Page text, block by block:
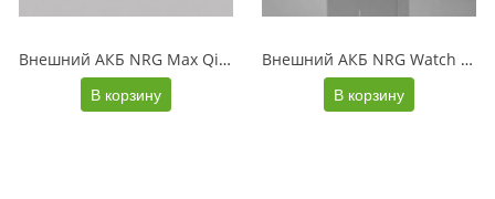
Внешний АКБ NRG Max Qi2.2 10000 мА-ч, 25Вт MageSafe, серый, Deppa
В корзину
Внешний АКБ NRG Watch 10000 мА-ч, 15Вт, MageSafe, серый, Deppa
В корзину